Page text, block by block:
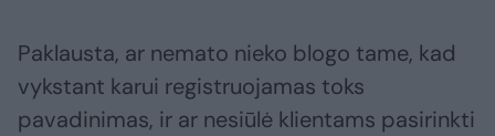
Paklausta, ar nemato nieko blogo tame, kad
vykstant karui registruojamas toks
pavadinimas, ir ar nesiūlė klientams pasirinkti